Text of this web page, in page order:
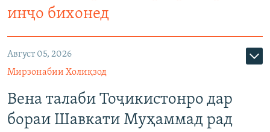
инҷо бихонед
Август 05, 2026
Мирзонабии Холиқзод
Вена талаби Тоҷикистонро дар
бораи Шавкати Муҳаммад рад